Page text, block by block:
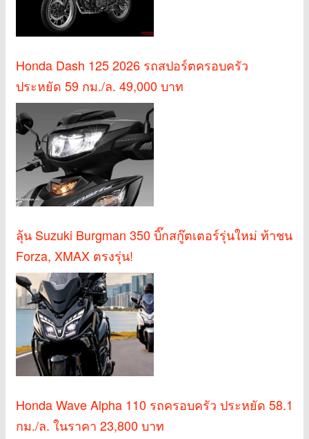
Honda Dash 125 2026 รถสปอร์ตครอบครัว
ประหยัด 59 กม./ล. 49,000 บาท
ลุ้น Suzuki Burgman 350 บิ๊กสกู๊ตเตอร์รุ่นใหม่ ท้าชน
Forza, XMAX ตรงรุ่น!
Honda Wave Alpha 110 รถครอบครัว ประหยัด 58.1
กม./ล. ในราคา 23,800 บาท